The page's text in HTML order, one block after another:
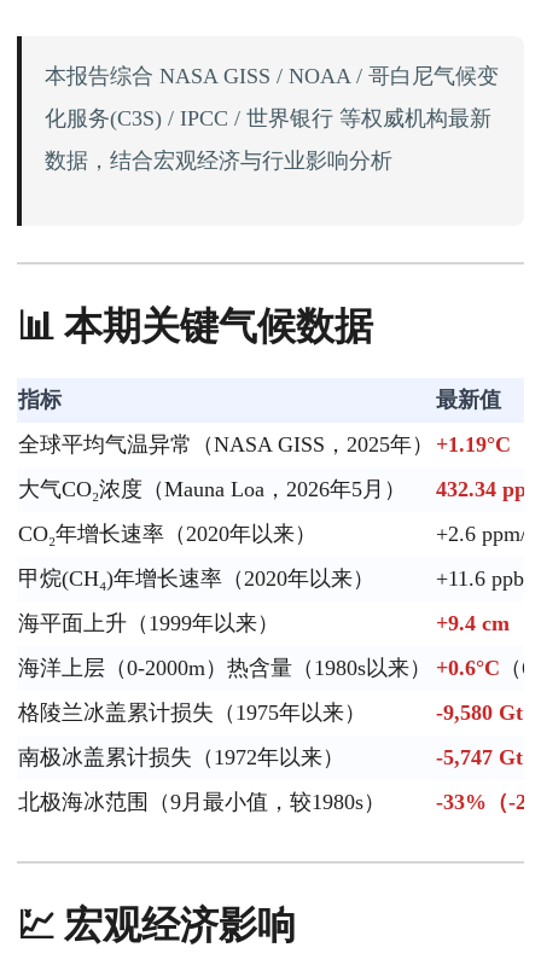
本报告综合 NASA GISS / NOAA / 哥白尼气候变
化服务(C3S) / IPCC / 世界银行 等权威机构最新
数据，结合宏观经济与行业影响分析
📊 本期关键气候数据
指标
最新值
全球平均气温异常（NASA GISS，2025年）
+1.19°C
大气CO₂浓度（Mauna Loa，2026年5月）
432.34
CO₂年增长速率（2020年以来）
+2.6 ppm/
甲烷(CH₄)年增长速率（2020年以来）
+11.6 ppb/
海平面上升（1999年以来）
+9.4 cm
海洋上层（0-2000m）热含量（1980s以来）
+0.6°C （
格陵兰冰盖累计损失（1975年以来）
-9,580 Gt
南极冰盖累计损失（1972年以来）
-5,747 Gt
北极海冰范围（9月最小值，较1980s）
-33%（-
💹 宏观经济影响